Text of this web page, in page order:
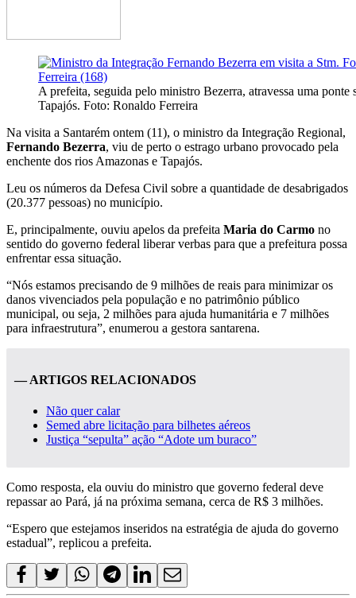
A prefeita, seguida pelo ministro Bezerra, atravessa uma ponte
Tapajós. Foto: Ronaldo Ferreira
Na visita a Santarém ontem (11), o ministro da Integração Regional,
Fernando Bezerra, viu de perto o estrago urbano provocado pela
enchente dos rios Amazonas e Tapajós.
Leu os números da Defesa Civil sobre a quantidade de desabrigados
(20.377 pessoas) no município.
E, principalmente, ouviu apelos da prefeita Maria do Carmo no
sentido do governo federal liberar verbas para que a prefeitura possa
enfrentar essa situação.
“Nós estamos precisando de 9 milhões de reais para minimizar os
danos vivenciados pela população e no patrimônio público
municipal, ou seja, 2 milhões para ajuda humanitária e 7 milhões
para infraestrutura”, enumerou a gestora santarena.
— ARTIGOS RELACIONADOS
Não quer calar
Semed abre licitação para bilhetes aéreos
Justiça “sepulta” ação “Adote um buraco”
Como resposta, ela ouviu do ministro que governo federal deve
repassar ao Pará, já na próxima semana, cerca de R$ 3 milhões.
“Espero que estejamos inseridos na estratégia de ajuda do governo
estadual”, replicou a prefeita.